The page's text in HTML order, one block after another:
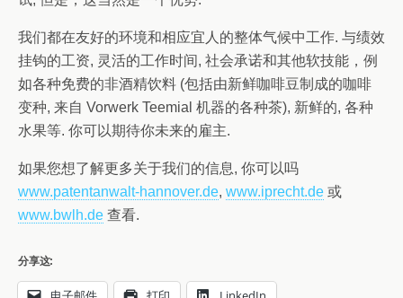
我们都在友好的环境和相应宜人的整体气候中工作. 与绩效
挂钩的工资, 灵活的工作时间, 社会承诺和其他软技能，例
如各种免费的非酒精饮料 (包括由新鲜咖啡豆制成的咖啡
变种, 来自 Vorwerk Teemial 机器的各种茶), 新鲜的, 各种
水果等. 你可以期待你未来的雇主.
如果您想了解更多关于我们的信息, 你可以吗
www.patentanwalt-hannover.de, www.iprecht.de 或
www.bwlh.de 查看.
分享这: